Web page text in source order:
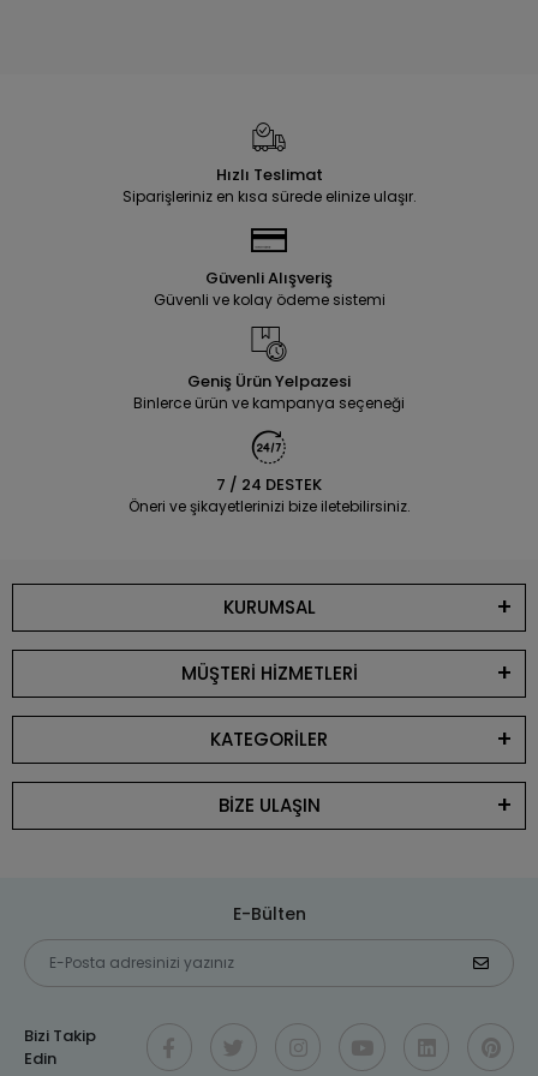
Hızlı Teslimat
Siparişleriniz en kısa sürede elinize ulaşır.
Güvenli Alışveriş
Güvenli ve kolay ödeme sistemi
Geniş Ürün Yelpazesi
Binlerce ürün ve kampanya seçeneği
7 / 24 DESTEK
Öneri ve şikayetlerinizi bize iletebilirsiniz.
KURUMSAL
MÜŞTERİ HİZMETLERİ
KATEGORİLER
BİZE ULAŞIN
E-Bülten
Bizi Takip
Edin